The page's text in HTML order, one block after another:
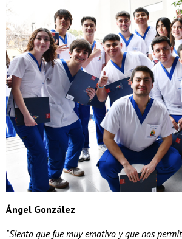
Ángel González
"Siento que fue muy emotivo y que nos